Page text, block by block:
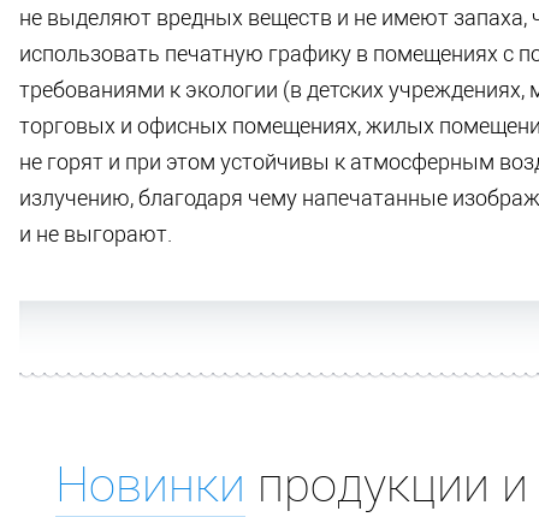
не выделяют вредных веществ и не имеют запаха,
использовать печатную графику в помещениях с
требованиями к экологии (в детских учреждениях,
торговых и офисных помещениях, жилых
не горят и при этом устойчивы к атмосферным
излучению, благодаря чему напечатанные
и не выгорают.
Новинки продукции